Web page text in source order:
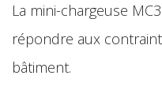
La mini-chargeuse
répondre aux
bâtiment.